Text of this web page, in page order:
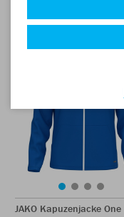
JAKO Kapuzenjacke One